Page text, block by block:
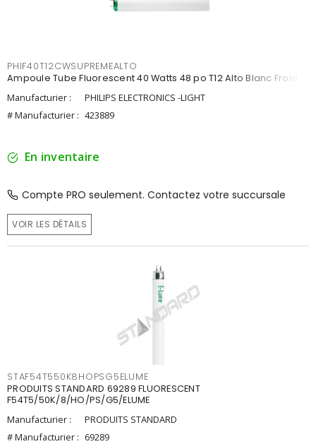
PHIF40T12CWSUPREMEALTO
Ampoule Tube Fluorescent 40 Watts 48 po T12 Alto Blanc Froid
Manufacturier :
PHILIPS ELECTRONICS -LIGHT
# Manufacturier : 423889
En inventaire
Compte PRO seulement. Contactez votre succursale
VOIR LES DÉTAILS
STAF54T550K8HOPSG5ELUME
PRODUITS STANDARD 69289 FLUORESCENT
F54T5/50K/8/HO/PS/G5/ELUME
Manufacturier :
PRODUITS STANDARD
# Manufacturier : 69289